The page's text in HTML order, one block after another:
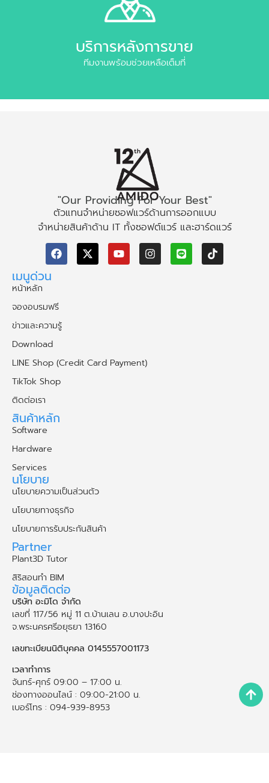
บริการหลังการขาย
ทีมงานพร้อมช่วยเหลือเต็มที่
"Our Providing For Your Best"
ตัวแทนจำหน่ายซอฟแวร์ด้านการออกแบบ
จำหน่ายสินค้าด้าน IT ทั้งซอฟต์แวร์ และฮาร์ดแวร์
เมนูด่วน
หน้าหลัก
จองอบรมฟรี
ข่าวและความรู้
Download
LINE Shop (Credit Card Payment)
TikTok Shop
ติดต่อเรา
สินค้าหลัก
Software
Hardware
Services
นโยบาย
นโยบายความเป็นส่วนตัว
นโยบายทางธุรกิจ
นโยบายการรับประกันสินค้า
Partner
Plant3D Tutor
สิริสอนทำ BIM
ข้อมูลติดต่อ
บริษัท อะมิโด จำกัด
เลขที่ 117/56 หมู่ 11 ต.บ้านเลน อ.บางปะอิน
จ.พระนคร​ศรี​อยุธยา​ 13160
เลขทะเบียนนิติบุคคล 0145557001173
เวลาทำการ
จันทร์-ศุกร์ 09:00 – 17:00 น.
ช่องทางออนไลน์ : 09:00-21:00 น.
เบอร์โทร : 094-939-8953